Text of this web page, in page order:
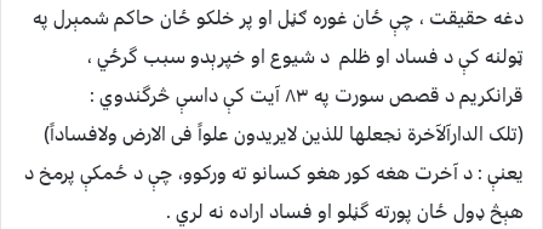
دغه حقيقت ، چې ځان غوره ګڼل او پر خلکو ځان حاکم شمېرل په
ټولنه کې د فساد او ظلم د شيوع او خپرېدو سبب گرځي ،
قرانکريم د قصص سورت په ٨٣ آيت کې داسې څرگندوي :
(تلک الدارآلآخرة نجعلها للذين لايريدون علواً فى الارض ولافساداً)
يعنې : د آخرت هغه کور هغو کسانو ته ورکوو، چې د ځمکې پرمخ د
هېڅ ډول ځان پورته گڼلو او فساد اراده نه لري .